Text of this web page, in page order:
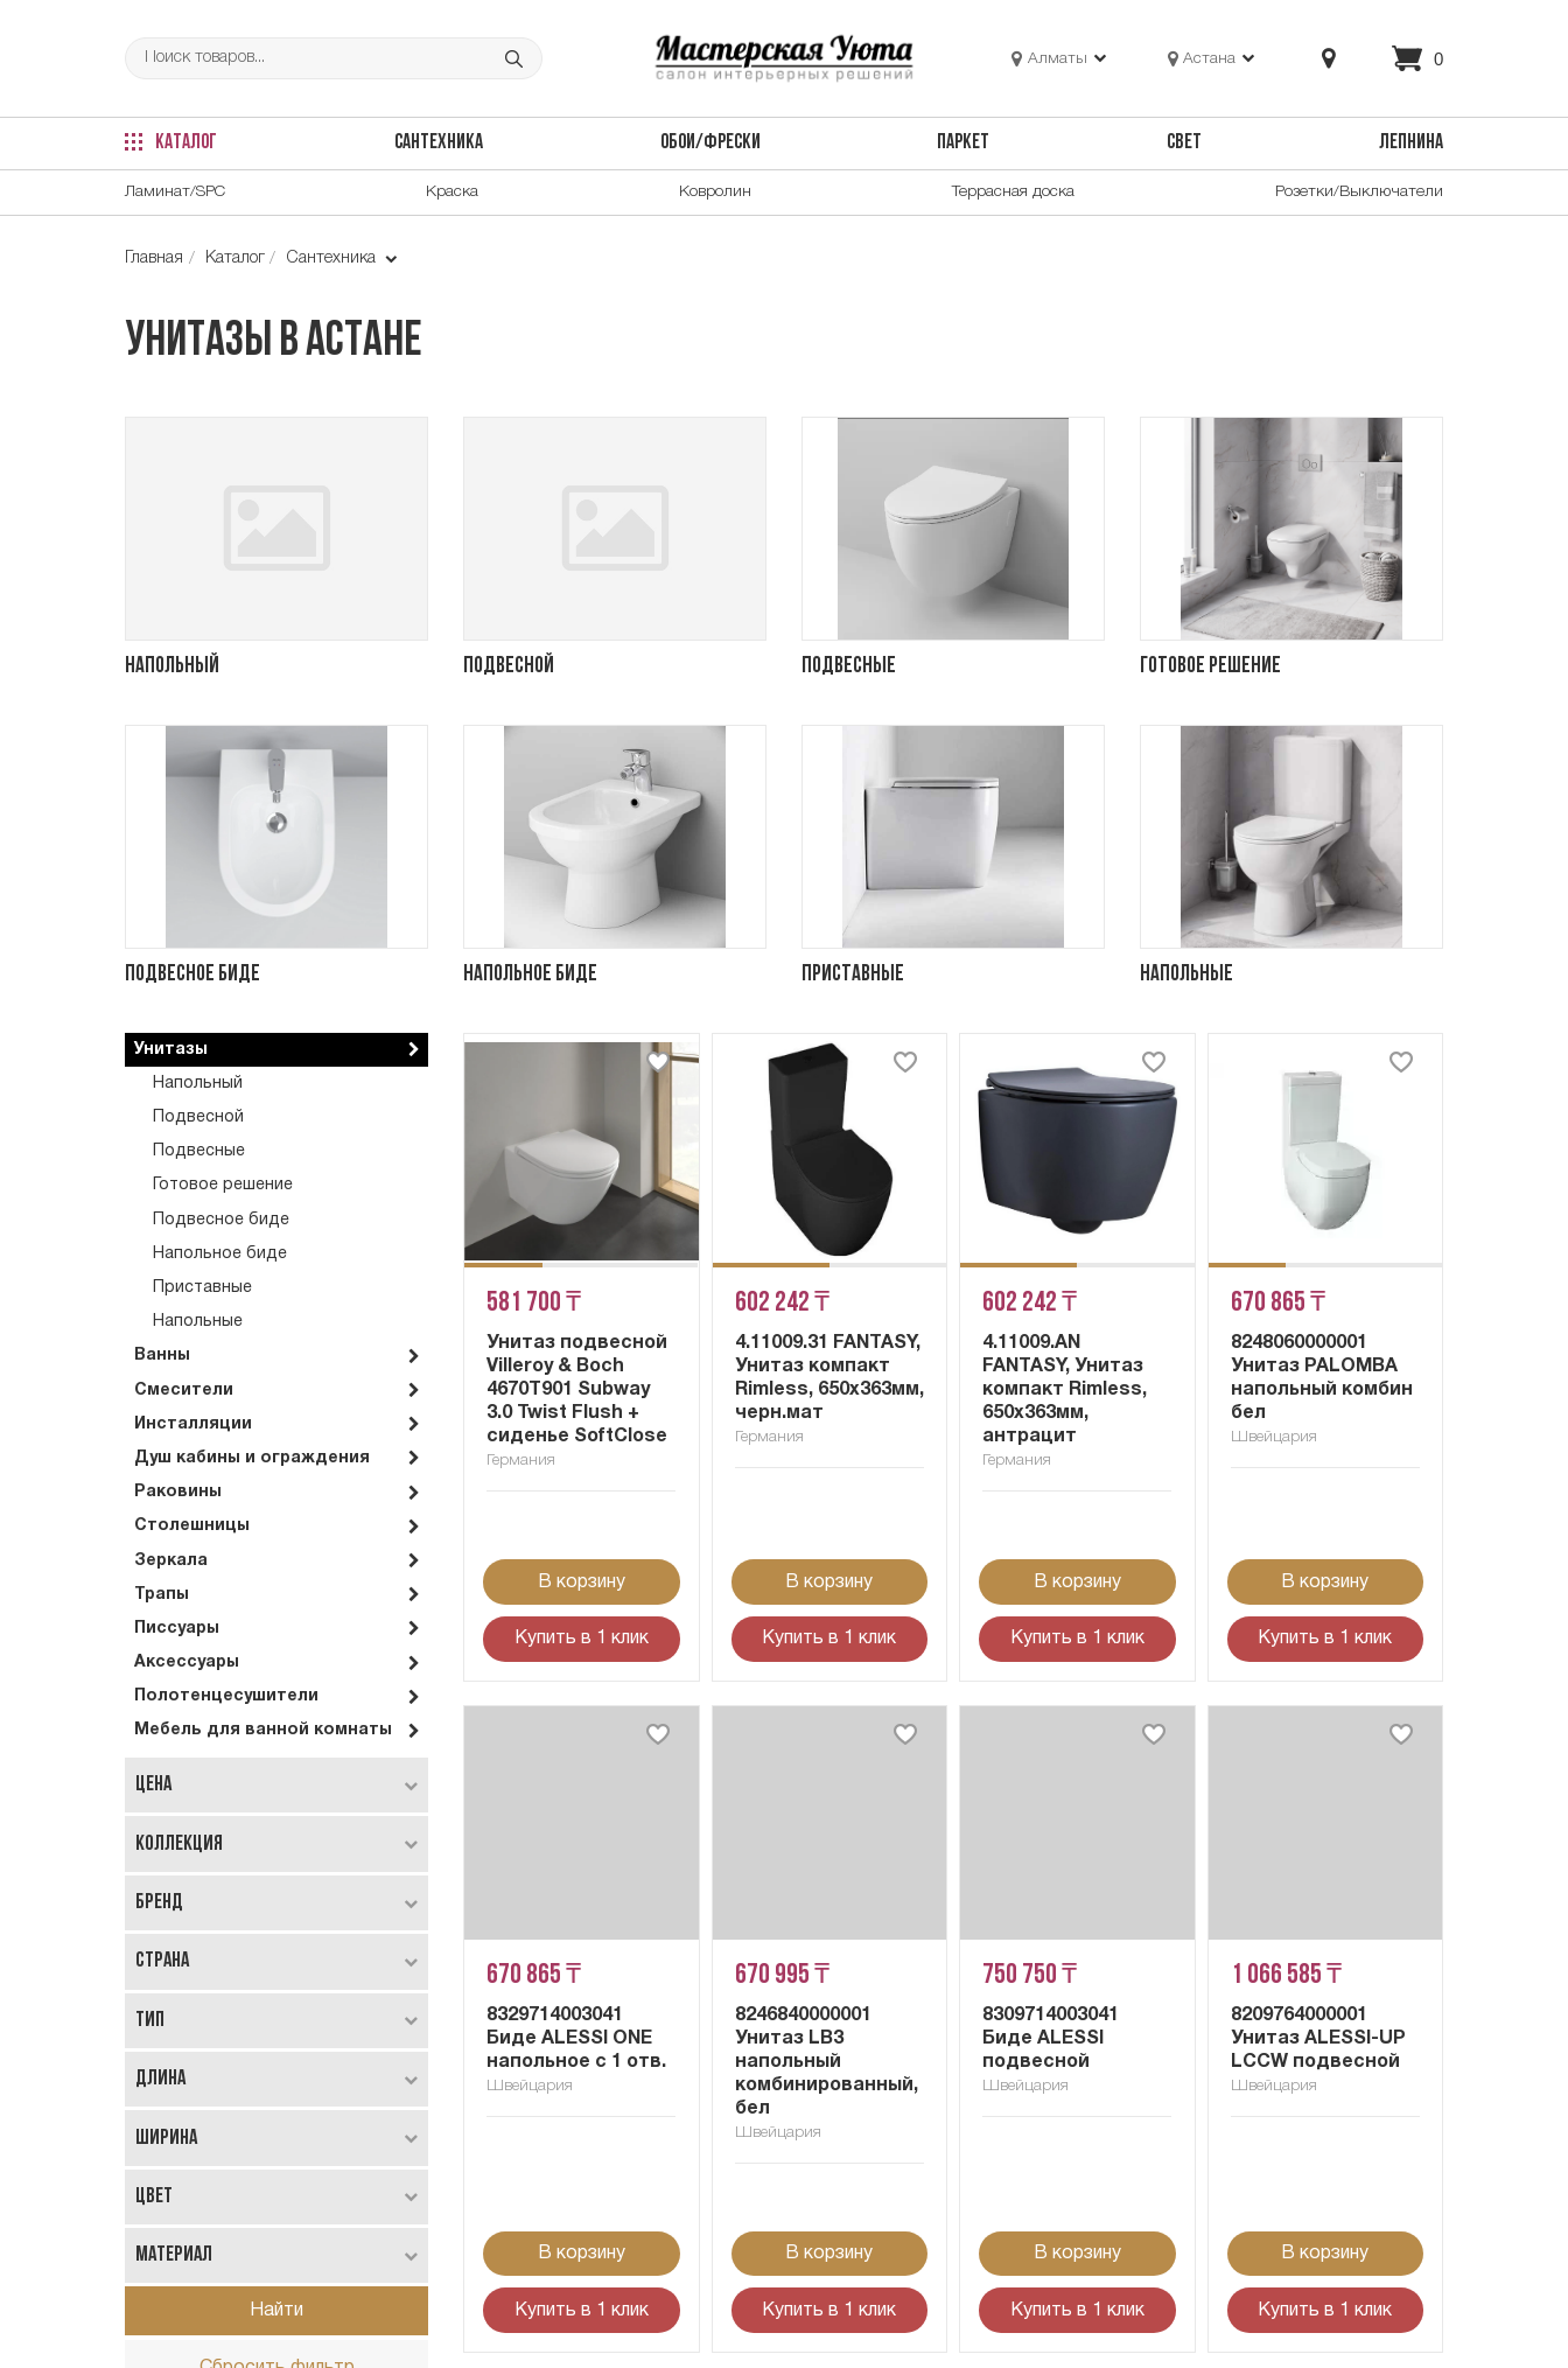
Алматы Астана 0
КАТАЛОГ САНТЕХНИКА ОБОИ/ФРЕСКИ ПАРКЕТ СВЕТ ЛЕПНИНА
Ламинат/SPC Краска Ковролин Террасная доска Розетки/Выключатели
Главная Каталог Сантехника
Унитазы в Астане
Напольный Подвесной Подвесные Готовое решение
Подвесное биде Напольное биде Приставные Напольные
Унитазы
Напольный
Подвесной
Подвесные
Готовое решение
Подвесное биде
Напольное биде
Приставные
Напольные
Ванны
Смесители
Инсталляции
Душ кабины и ограждения
Раковины
Столешницы
Зеркала
Трапы
Писсуары
Аксессуары
Полотенцесушители
Мебель для ванной комнаты
Цена
Коллекция
Бренд
Страна
Тип
Длина
Ширина
Цвет
Материал
Найти
581 700 ₸
Унитаз подвесной
Villeroy & Boch
4670T901 Subway
3.0 Twist Flush +
сиденье SoftClose
Германия
В корзину
Купить в 1 клик
602 242 ₸
4.11009.31 FANTASY,
Унитаз компакт
Rimless, 650x363мм,
черн.мат
Германия
В корзину
Купить в 1 клик
602 242 ₸
4.11009.AN
FANTASY, Унитаз
компакт Rimless,
650x363мм,
антрацит
Германия
В корзину
Купить в 1 клик
670 865 ₸
8248060000001
Унитаз PALOMBA
напольный комбин
бел
Швейцария
В корзину
Купить в 1 клик
670 865 ₸
8329714003041
Биде ALESSI ОNE
напольное с 1 отв.
Швейцария
В корзину
Купить в 1 клик
670 995 ₸
8246840000001
Унитаз LB3
напольный
комбинированный,
бел
Швейцария
В корзину
Купить в 1 клик
750 750 ₸
8309714003041
Биде ALESSI
подвесной
Швейцария
В корзину
Купить в 1 клик
1 066 585 ₸
8209764000001
Унитаз ALESSI-UP
LCCW подвесной
Швейцария
В корзину
Купить в 1 клик